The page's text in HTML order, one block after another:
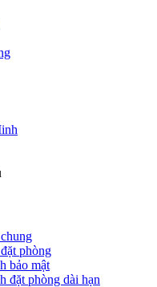
phòng
bảo mật
đặt phòng dài hạn